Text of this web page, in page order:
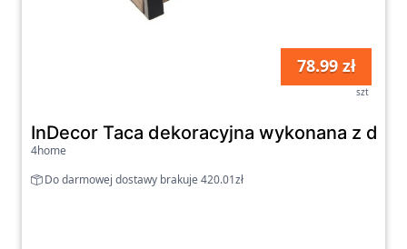
78.99 zł
szt
InDecor Taca dekoracyjna wykonana z
4home
Do darmowej dostawy brakuje 420.01zł